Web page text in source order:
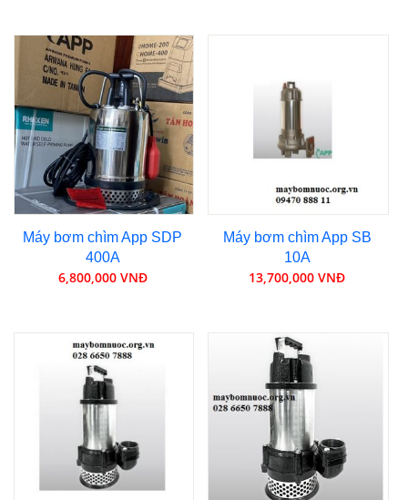
Máy bơm chìm App SDP
400A
6,800,000 VNĐ
Máy bơm chìm App SB
10A
13,700,000 VNĐ